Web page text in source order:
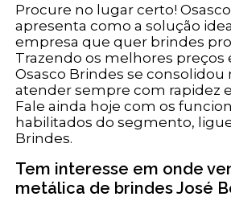
Procure no lugar certo!
apresenta como a solução
empresa que quer brindes
Trazendo os melhores preços
Osasco Brindes se
atender sempre com rapidez
Fale ainda hoje com os
habilitados do segmento,
Brindes.
Tem interesse em onde
metálica de brindes José